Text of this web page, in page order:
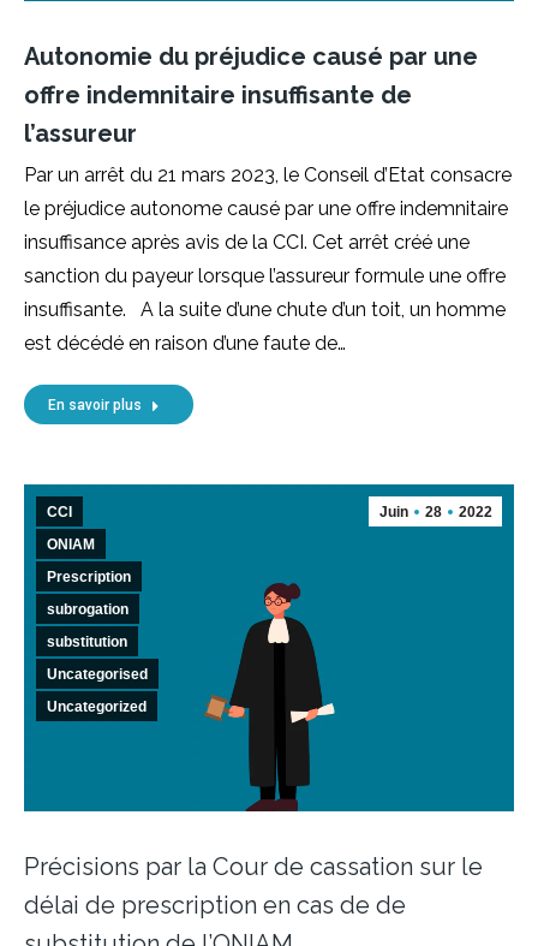
Autonomie du préjudice causé par une
offre indemnitaire insuffisante de
l’assureur
Par un arrêt du 21 mars 2023, le Conseil d’Etat consacre
le préjudice autonome causé par une offre indemnitaire
insuffisance après avis de la CCI. Cet arrêt créé une
sanction du payeur lorsque l’assureur formule une offre
insuffisante. A la suite d’une chute d’un toit, un homme
est décédé en raison d’une faute de…
En savoir plus
Juin 28 2022
CCI
ONIAM
Prescription
subrogation
substitution
Uncategorised
Uncategorized
Précisions par la Cour de cassation sur le
délai de prescription en cas de de